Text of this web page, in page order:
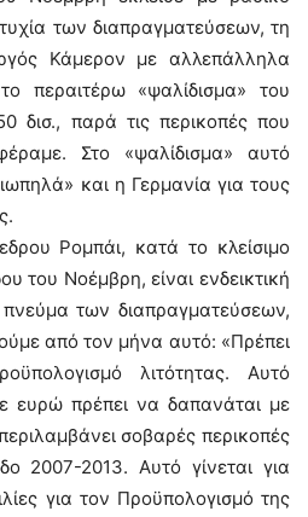
των διαπραγματεύσεων, τη
Κάμερον με αλλεπάλληλα
περαιτέρω «ψαλίδισμα» του
δισ., παρά τις περικοπές που
Στο «ψαλίδισμα» αυτό
και η Γερμανία για τους
Ρομπάι, κατά το κλείσιμο
του Νοέμβρη, είναι ενδεικτική
πνεύμα των διαπραγματεύσεων,
από τον μήνα αυτό: «Πρέπει
λιτότητας. Αυτό
ευρώ πρέπει να δαπανάται με
σοβαρές περικοπές
2007-2013. Αυτό γίνεται για
για τον Προϋπολογισμό της